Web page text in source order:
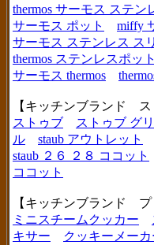
thermos サーモス ステン
サーモス ポット
miffy
サーモス ステンレス ス
thermos ステンレスポット
サーモス thermos
【キッチンブランド ス
ストゥブ
ストゥブ グ
ル
staub アウトレット
staub ２６ ２８ ココット
ココット
【キッチンブランド プ
ミニスチームクッカー
キサー
クッキーメーカ